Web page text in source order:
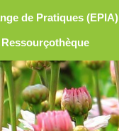
de Pratiques (EPIA)
Ressourçothèque